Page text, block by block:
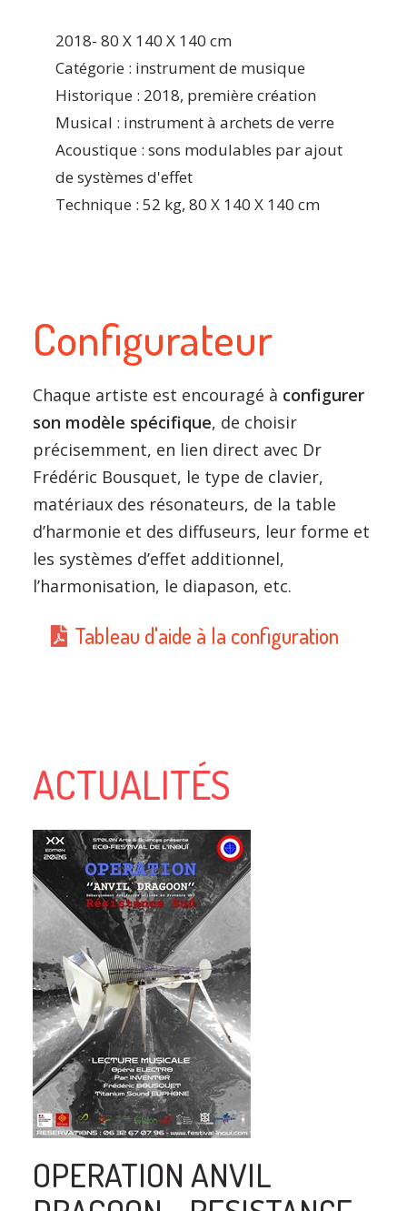
2018- 80 X 140 X 140 cm
Catégorie : instrument de musique
Historique : 2018, première création
Musical : instrument à archets de verre
Acoustique : sons modulables par ajout
de systèmes d'effet
Technique : 52 kg, 80 X 140 X 140 cm
Configurateur
Chaque artiste est encouragé à configurer
son modèle spécifique, de choisir
précisemment, en lien direct avec Dr
Frédéric Bousquet, le type de clavier,
matériaux des résonateurs, de la table
d’harmonie et des diffuseurs, leur forme et
les systèmes d’effet additionnel,
l’harmonisation, le diapason, etc.
Tableau d'aide à la configuration
ACTUALITÉS
OPERATION ANVIL